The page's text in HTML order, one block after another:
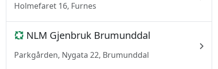
Holmefaret 16, Furnes
NLM Gjenbruk Brumunddal
Parkgården, Nygata 22, Brumunddal